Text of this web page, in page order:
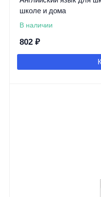
школе и дома
В наличии
802 ₽